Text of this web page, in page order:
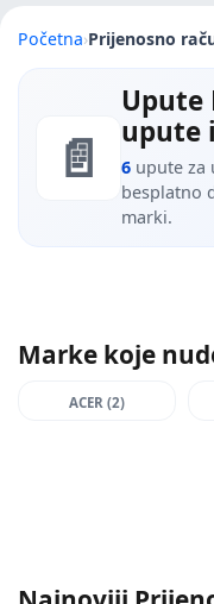
Početna›Prijenosno
📄
Upute
upute
6 upute za
besplatno
marki.
Marke koje
ACER (2)